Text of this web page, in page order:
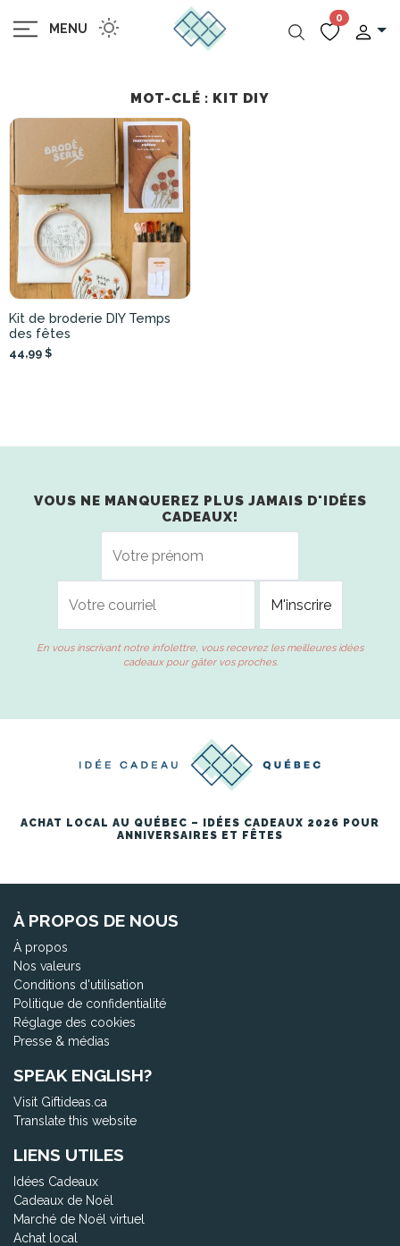
MENU
0
MOT-CLÉ : KIT DIY
Kit de broderie DIY Temps
des fêtes
44,99 $
VOUS NE MANQUEREZ PLUS JAMAIS D'IDÉES
CADEAUX!
En vous inscrivant notre infolettre, vous recevrez les meilleures idées
cadeaux pour gâter vos proches.
ACHAT LOCAL AU QUÉBEC – IDÉES CADEAUX 2026 POUR
ANNIVERSAIRES ET FÊTES
À PROPOS DE NOUS
À propos
Nos valeurs
Conditions d'utilisation
Politique de confidentialité
Réglage des cookies
Presse & médias
SPEAK ENGLISH?
Visit Giftideas.ca
Translate this website
LIENS UTILES
Idées Cadeaux
Cadeaux de Noël
Marché de Noël virtuel
Achat local